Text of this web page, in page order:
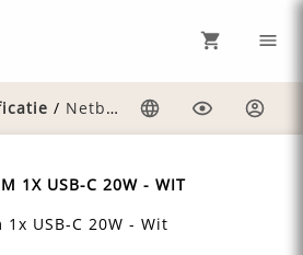
/ Netbox-spot-50mm-1x-usb-c-20w-wit
1X USB-C 20W - WIT
USB-C 20W - Wit